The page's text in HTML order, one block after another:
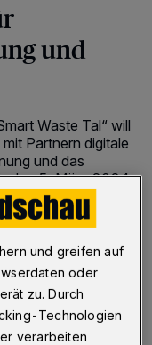
und
Waste Tal“ will
Partnern digitale
und das
den 5. März 2024
City Wuppertal“
Projektziele,
vorzustellen.
und greifen auf
oder
zu. Durch
Technologien
verarbeiten